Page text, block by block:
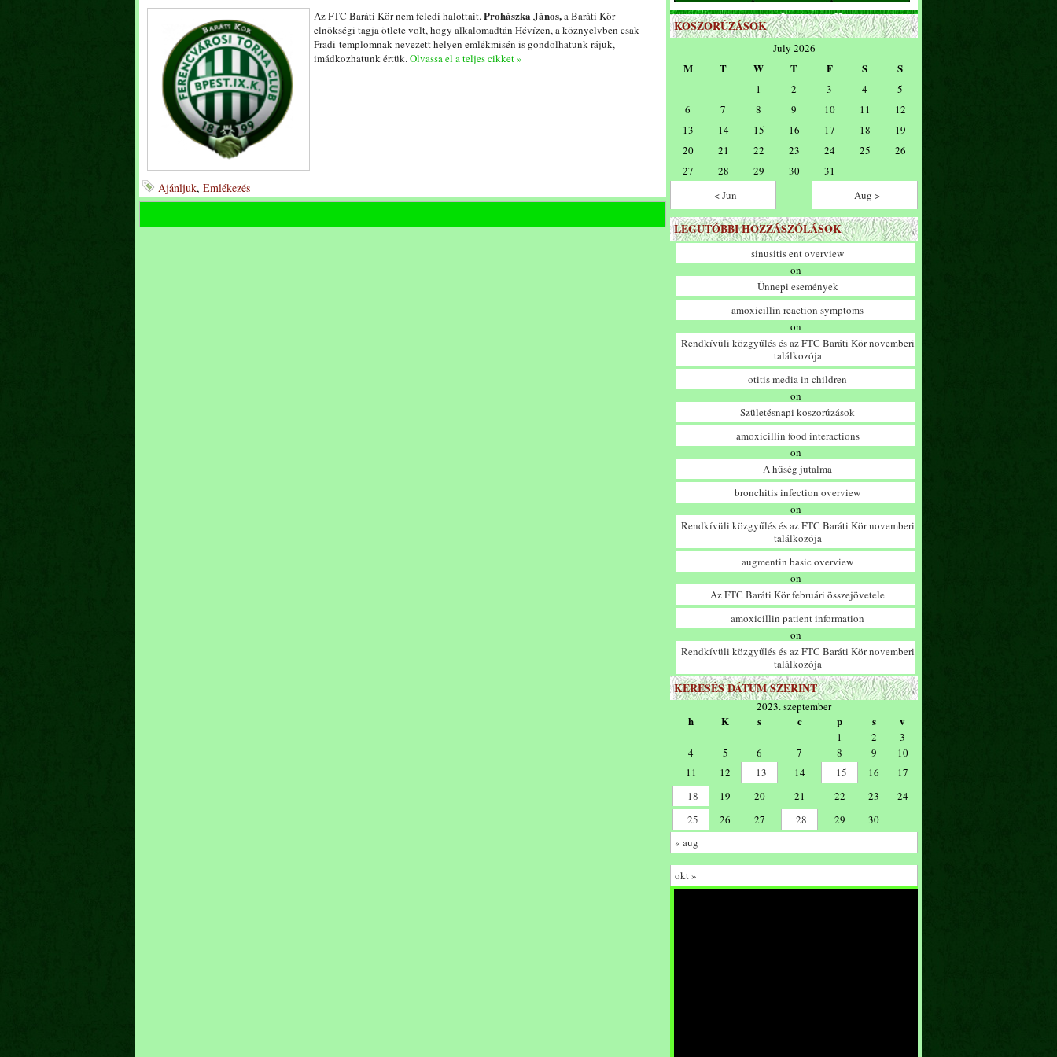
Az FTC Baráti Kör nem feledi halottait.Prohászka János,a Baráti Kör
elnökségi tagja ötlete volt, hogy alkalomadtán Hévízen, a köznyelvben csak
Fradi-templomnak nevezett helyen emlékmisén is gondolhatunk rájuk,
imádkozhatunk értük.Olvassa el a teljes cikket »
Ajánljuk, Emlékezés
KOSZORÚZÁSOK
July 2026
M T W T F S S
1 2 3 4
5
6
7 8 9 10 11
12
13
14 15 16 17 18
19
20
21 22 23 24 25
26
27
28 29 30
31
< Jun
Aug >
LEGUTÓBBI HOZZÁSZÓLÁSOK
sinusitis ent overview
on
Ünnepi események
amoxicillin reaction symptoms
on
Rendkívüli közgyűlés és az FTC Baráti Kör novemberi
találkozója
otitis media in children
on
Születésnapi koszorúzások
amoxicillin food interactions
on
A hűség jutalma
bronchitis infection overview
on
Rendkívüli közgyűlés és az FTC Baráti Kör novemberi
találkozója
augmentin basic overview
on
Az FTC Baráti Kör februári összejövetele
amoxicillin patient information
on
Rendkívüli közgyűlés és az FTC Baráti Kör novemberi
találkozója
KERESÉS DÁTUM SZERINT
2023. szeptember
h K s c p s v
1 2
3
4
5 6 7 8 9
10
11
12 13 14 15 16
17
18
19 20 21 22 23
24
25
26 27 28 29
30
« aug
okt »